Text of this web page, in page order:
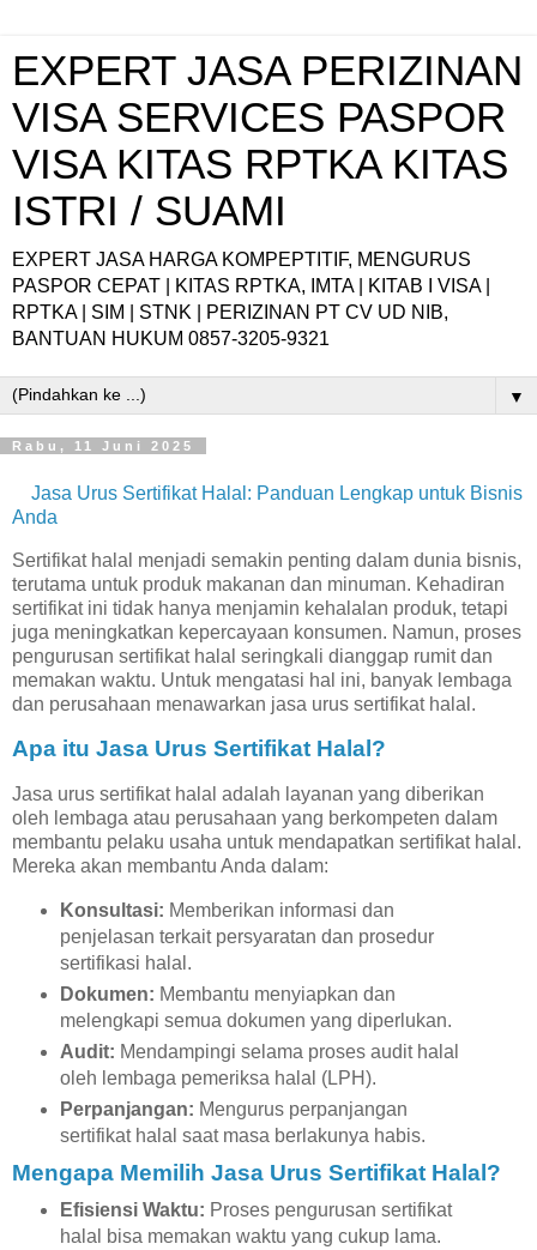
EXPERT JASA PERIZINAN
VISA SERVICES PASPOR
VISA KITAS RPTKA KITAS
ISTRI / SUAMI
EXPERT JASA HARGA KOMPEPTITIF, MENGURUS
PASPOR CEPAT | KITAS RPTKA, IMTA | KITAB I VISA |
RPTKA | SIM | STNK | PERIZINAN PT CV UD NIB,
BANTUAN HUKUM 0857-3205-9321
▼
Rabu, 11 Juni 2025
Jasa Urus Sertifikat Halal: Panduan Lengkap untuk Bisnis
Anda
Sertifikat halal menjadi semakin penting dalam dunia bisnis,
terutama untuk produk makanan dan minuman. Kehadiran
sertifikat ini tidak hanya menjamin kehalalan produk, tetapi
juga meningkatkan kepercayaan konsumen. Namun, proses
pengurusan sertifikat halal seringkali dianggap rumit dan
memakan waktu. Untuk mengatasi hal ini, banyak lembaga
dan perusahaan menawarkan jasa urus sertifikat halal.
Apa itu Jasa Urus Sertifikat Halal?
Jasa urus sertifikat halal adalah layanan yang diberikan
oleh lembaga atau perusahaan yang berkompeten dalam
membantu pelaku usaha untuk mendapatkan sertifikat halal.
Mereka akan membantu Anda dalam:
Konsultasi: Memberikan informasi dan
penjelasan terkait persyaratan dan prosedur
sertifikasi halal.
Dokumen: Membantu menyiapkan dan
melengkapi semua dokumen yang diperlukan.
Audit: Mendampingi selama proses audit halal
oleh lembaga pemeriksa halal (LPH).
Perpanjangan: Mengurus perpanjangan
sertifikat halal saat masa berlakunya habis.
Mengapa Memilih Jasa Urus Sertifikat Halal?
Efisiensi Waktu: Proses pengurusan sertifikat
halal bisa memakan waktu yang cukup lama.